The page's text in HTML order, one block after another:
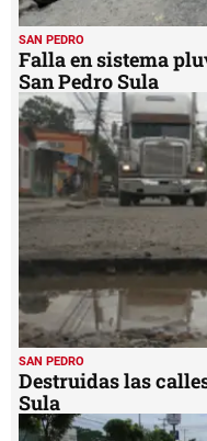
SAN PEDRO
Falla en sistema
San Pedro Sula
SAN PEDRO
Destruidas las
Sula